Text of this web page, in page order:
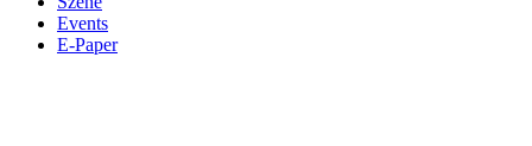
Events
E-Paper